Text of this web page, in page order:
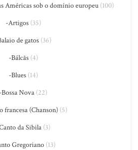
Américas sob o domínio europeu(100)
-Artigos(35)
de gatos (36)
-Bálcãs(4)
-Blues(14)
-Bossa Nova (22)
francesa (Chanson)(5)
da Sibila(3)
Gregoriano (13)